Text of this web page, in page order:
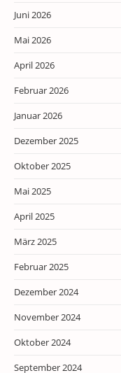
Juni 2026
Mai 2026
April 2026
Februar 2026
Januar 2026
Dezember 2025
Oktober 2025
Mai 2025
April 2025
März 2025
Februar 2025
Dezember 2024
November 2024
Oktober 2024
September 2024